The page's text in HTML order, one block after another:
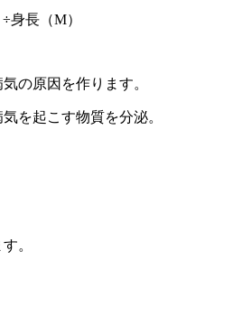
身長（M）
の原因を作ります。
を起こす物質を分泌。
。